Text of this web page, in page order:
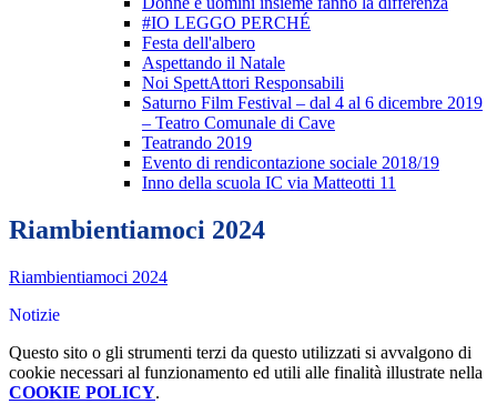
#IO LEGGO PERCHÉ
Festa dell'albero
Aspettando il Natale
Noi SpettAttori Responsabili
Saturno Film Festival – dal 4 al 6 dicembre 2019
– Teatro Comunale di Cave
Teatrando 2019
Evento di rendicontazione sociale 2018/19
Inno della scuola IC via Matteotti 11
Riambientiamoci 2024
Riambientiamoci 2024
Notizie
Questo sito o gli strumenti terzi da questo utilizzati si avvalgono di
cookie necessari al funzionamento ed utili alle finalità illustrate nella
COOKIE POLICY.